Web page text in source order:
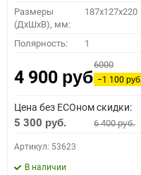
Размеры
(ДхШхВ), мм:
187x127x220
Полярность: 1
4 900 руб.
6000
−1 100руб.
Цена без ECOном скидки:
5 300 руб. 6 400руб.
Артикул: 53623
В наличии